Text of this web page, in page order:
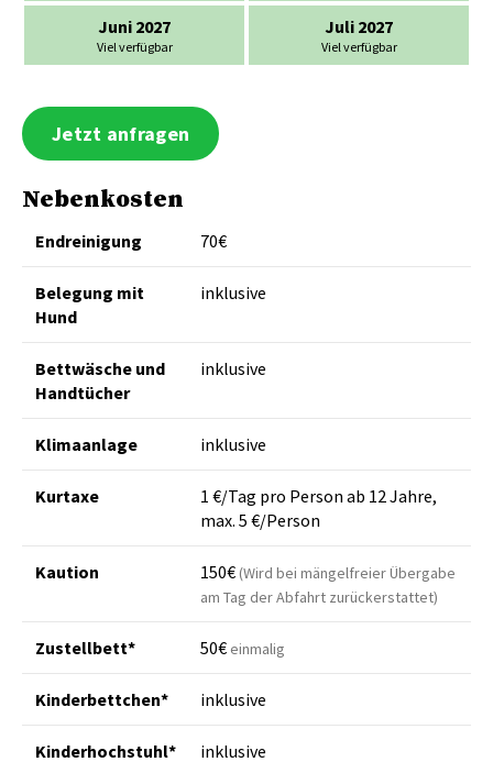
Juni 2027
Viel verfügbar
Juli 2027
Viel verfügbar
Jetzt anfragen
Nebenkosten
Endreinigung 70€
Belegung mit
Hund
inklusive
Bettwäsche und
Handtücher
inklusive
Klimaanlage inklusive
Kurtaxe
1 €/Tag pro Person ab 12 Jahre,
max. 5 €/Person
Kaution 150€ (Wird bei mängelfreier Übergabe
am Tag der Abfahrt zurückerstattet)
Zustellbett* 50€ einmalig
Kinderbettchen* inklusive
Kinderhochstuhl* inklusive